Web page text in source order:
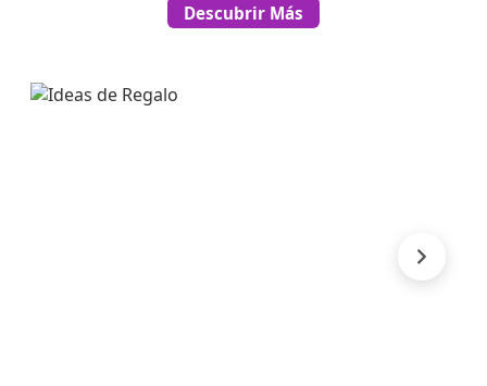
Descubrir Más